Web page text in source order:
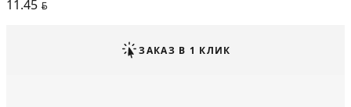
11.45 BYN
ЗАКАЗ В 1 КЛИК